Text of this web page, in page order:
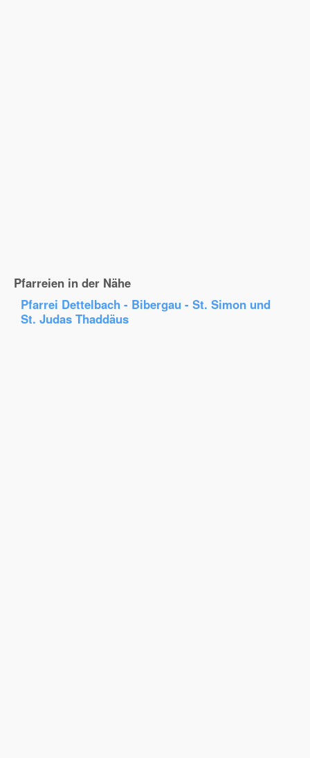
Pfarreien in der Nähe
Pfarrei Dettelbach - Bibergau - St. Simon und
St. Judas Thaddäus